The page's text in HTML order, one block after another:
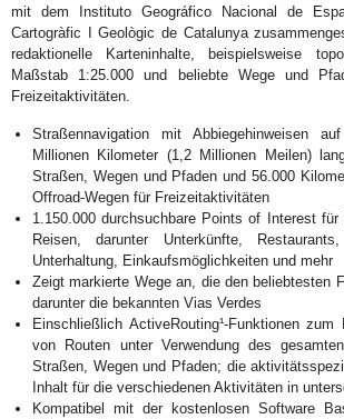
mit dem Instituto Geográfico Nacional de
Cartogràfic I Geològic de Catalunya
redaktionelle Karteninhalte, beispielsweise
Maßstab 1:25.000 und beliebte Wege und
Freizeitaktivitäten.
Straßennavigation mit Abbiegehinweisen
Millionen Kilometer (1,2 Millionen Meilen)
Straßen, Wegen und Pfaden und 56.000
Offroad-Wegen für Freizeitaktivitäten
1.150.000 durchsuchbare Points of Interest
Reisen, darunter Unterkünfte, Restaurants,
Unterhaltung, Einkaufsmöglichkeiten und mehr
Zeigt markierte Wege an, die den beliebtesten
darunter die bekannten Vias Verdes
Einschließlich ActiveRouting¹-Funktionen
von Routen unter Verwendung des
Straßen, Wegen und Pfaden; die
Inhalt für die verschiedenen Aktivitäten in
Kompatibel mit der kostenlosen Software